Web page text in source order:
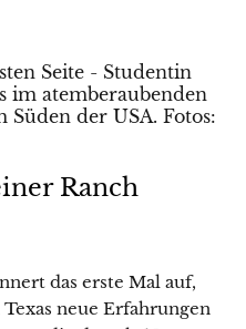
Ranch
das erste Mal auf,
neue Erfahrungen